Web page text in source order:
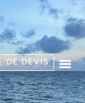
DE DEVIS